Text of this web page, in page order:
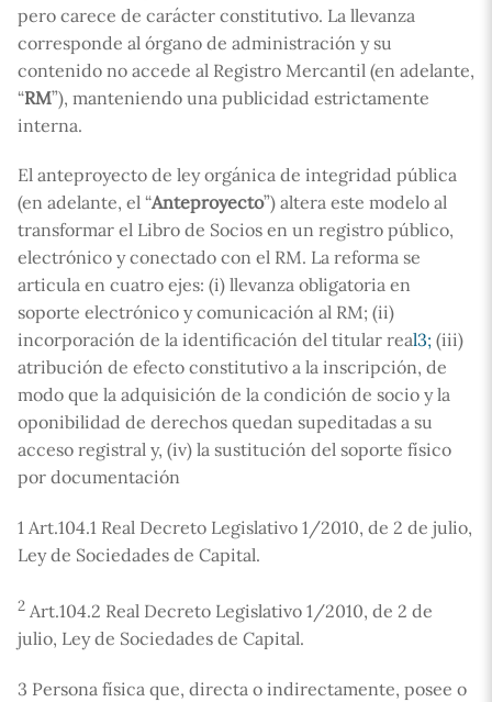
pero carece de carácter constitutivo. La llevanza
corresponde al órgano de administración y su
contenido no accede al Registro Mercantil (en adelante,
“RM”), manteniendo una publicidad estrictamente
interna.
El anteproyecto de ley orgánica de integridad pública
(en adelante, el “Anteproyecto”) altera este modelo al
transformar el Libro de Socios en un registro público,
electrónico y conectado con el RM. La reforma se
articula en cuatro ejes: (i) llevanza obligatoria en
soporte electrónico y comunicación al RM; (ii)
incorporación de la identificación del titular real3; (iii)
atribución de efecto constitutivo a la inscripción, de
modo que la adquisición de la condición de socio y la
oponibilidad de derechos quedan supeditadas a su
acceso registral y, (iv) la sustitución del soporte físico
por documentación
1 Art.104.1 Real Decreto Legislativo 1/2010, de 2 de julio,
Ley de Sociedades de Capital.
2 Art.104.2 Real Decreto Legislativo 1/2010, de 2 de
julio, Ley de Sociedades de Capital.
3 Persona física que, directa o indirectamente, posee o